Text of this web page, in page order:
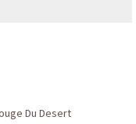
Du Desert